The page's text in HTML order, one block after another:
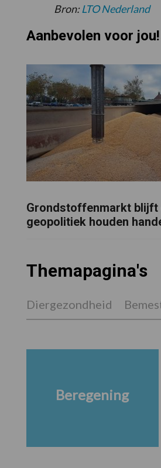
Bron:LTO Nederland
Aanbevolen voor jou!
Grondstoffenmarkt
geopolitiek houden
Themapagina's
Diergezondheid
Beregening